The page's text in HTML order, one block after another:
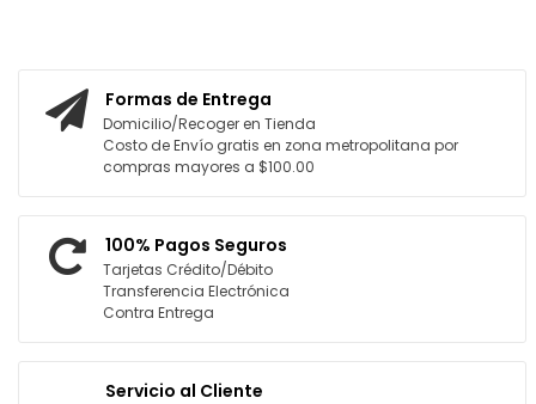
Formas de Entrega
Domicilio/Recoger en Tienda
Costo de Envío gratis en zona metropolitana por
compras mayores a $100.00
100% Pagos Seguros
Tarjetas Crédito/Débito
Transferencia Electrónica
Contra Entrega
Servicio al Cliente